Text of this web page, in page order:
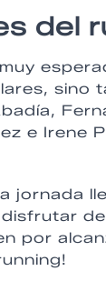
del
sino
e Irene
jornada
por